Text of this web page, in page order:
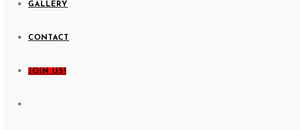
GALLERY
CONTACT
JOIN US!